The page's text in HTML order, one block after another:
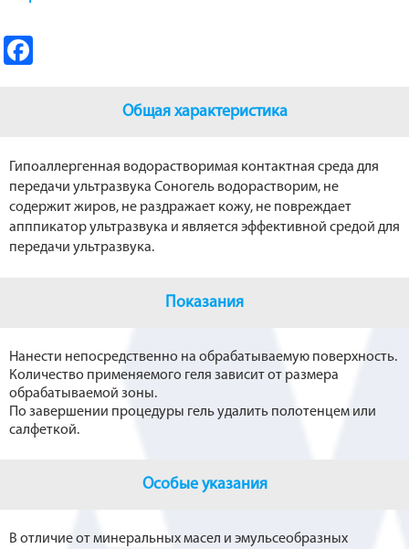
o
k
Общая характеристика
Гипоаллергенная водорастворимая контактная среда для
передачи ультразвука Соногель водорастворим, не
содержит жиров, не раздражает кожу, не повреждает
апппикатор ультразвука и является эффективной средой для
передачи ультразвука.
Показания
Нанести непосредственно на обрабатываемую поверхность.
Количество применяемого геля зависит от размера
обрабатываемой зоны.
По завершении процедуры гель удалить полотенцем или
салфеткой.
Особые указания
В отличие от минеральных масел и эмульсеобразных